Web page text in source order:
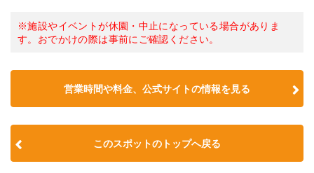
※施設やイベントが休園・中止になっている場合がありま
す。おでかけの際は事前にご確認ください。
営業時間や料金、公式サイトの情報を見る
このスポットのトップへ戻る